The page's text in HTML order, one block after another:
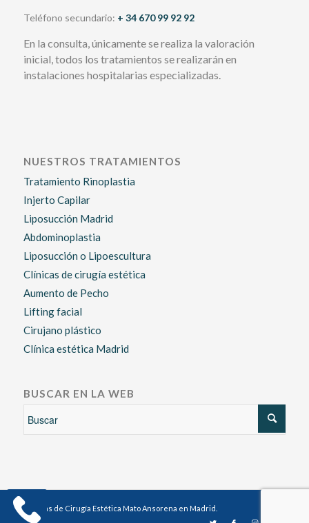
Teléfono secundario: + 34 670 99 92 92
En la consulta, únicamente se realiza la valoración
inicial, todos los tratamientos se realizarán en
instalaciones hospitalarias especializadas.
NUESTROS TRATAMIENTOS
Tratamiento Rinoplastia
Injerto Capilar
Liposucción Madrid
Abdominoplastia
Liposucción o Lipoescultura
Clínicas de cirugía estética
Aumento de Pecho
Lifting facial
Cirujano plástico
Clínica estética Madrid
BUSCAR EN LA WEB
Clínicas de Cirugía Estética Mato Ansorena en Madrid.